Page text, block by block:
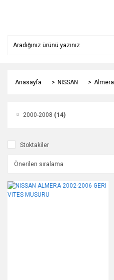
Anasayfa NISSAN Almera
2000-2008 (14)
Stoktakiler